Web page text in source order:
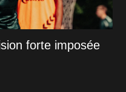
forte imposée